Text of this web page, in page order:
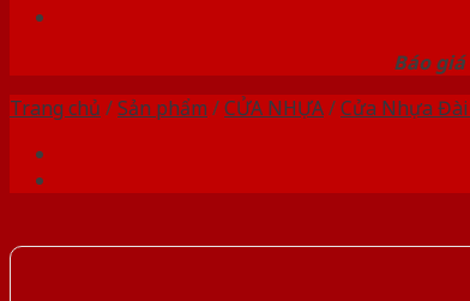
Báo
Trang chủ /Sản phẩm /CỬA NHỰA/Cửa Nhựa